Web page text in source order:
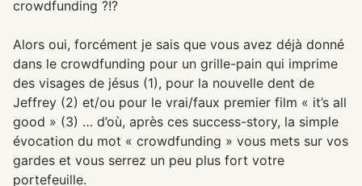
crowdfunding ?!?
Alors oui, forcément je sais que vous avez déjà donné
dans le crowdfunding pour un grille-pain qui imprime
des visages de jésus (1), pour la nouvelle dent de
Jeffrey (2) et/ou pour le vrai/faux premier film « it’s all
good » (3) … d’où, après ces success-story, la simple
évocation du mot « crowdfunding » vous mets sur vos
gardes et vous serrez un peu plus fort votre
portefeuille.